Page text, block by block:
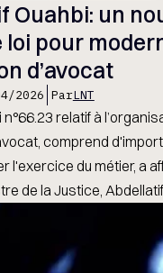
Ouahbi: un
loi pour
d’avocat
2026 ParLNT
relatif à
comprend
l'exercice du métier, a
de la Justice, Abdellatif